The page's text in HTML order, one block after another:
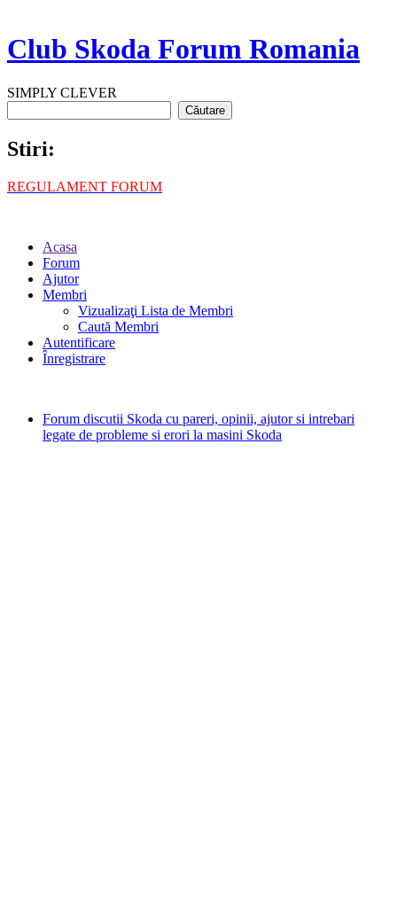
Club Skoda Forum Romania
SIMPLY CLEVER
Stiri:
REGULAMENT FORUM
Acasa
Forum
Ajutor
Membri
Vizualizaţi Lista de Membri
Caută Membri
Autentificare
Înregistrare
Forum discutii Skoda cu pareri, opinii, ajutor si intrebari
legate de probleme si erori la masini Skoda